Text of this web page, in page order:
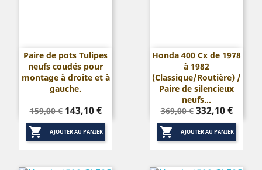
Paire de pots Tulipes
neufs coudés pour
montage à droite et à
gauche.
Prix
de
base
159,00 € Prix
143,10 €
 AJOUTER AU PANIER
Honda 400 Cx de 1978
à 1982
(Classique/Routière) /
Paire de silencieux
neufs...
Prix
de
base
369,00 € Prix
332,10 €
 AJOUTER AU PANIER